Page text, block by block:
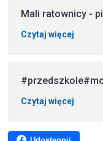
Mali ratownicy -
Czytaj więcej
Czytaj więcej